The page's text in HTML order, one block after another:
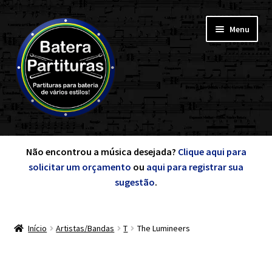
Pular
para
navegação
Pular
para
o
conteúdo
Menu
Cursos
Não encontrou a música desejada? Clique aqui para
solicitar um orçamento ou aqui para registrar sua
sugestão.
Início Artistas/Bandas T The Lumineers